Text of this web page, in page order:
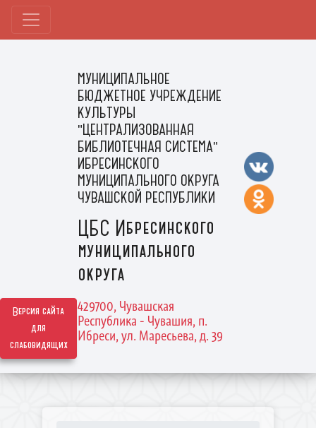
Версия сайта
для
слабовидящих
МУНИЦИПАЛЬНОЕ
БЮДЖЕТНОЕ УЧРЕЖДЕНИЕ
КУЛЬТУРЫ
"ЦЕНТРАЛИЗОВАННАЯ
БИБЛИОТЕЧНАЯ СИСТЕМА"
ИБРЕСИНСКОГО
МУНИЦИПАЛЬНОГО ОКРУГА
ЧУВАШСКОЙ РЕСПУБЛИКИ
ЦБС Ибресинского
муниципального
округа
429700, Чувашская
Республика - Чувашия, п.
Ибреси, ул. Маресьева, д. 39